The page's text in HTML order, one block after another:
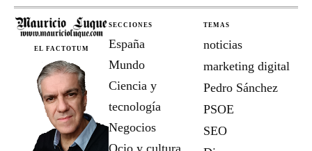
EL FACTOTUM
SECCIONES
España
Mundo
Ciencia y
tecnología
Negocios
Ocio y cultura
TEMAS
noticias
marketing digital
Pedro Sánchez
PSOE
SEO